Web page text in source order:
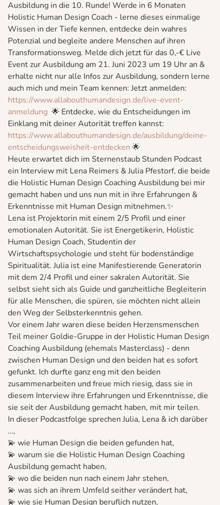
Ausbildung in die 10. Runde! Werde in 6 Monaten
Holistic Human Design Coach - lerne dieses einmalige
Wissen in der Tiefe kennen, entdecke dein wahres
Potenzial und begleite andere Menschen auf ihren
Transformationsweg. Melde dich jetzt für das 0,-€ Live
Event zur Ausbildung am 21. Juni 2023 um 19 Uhr an &
erhalte nicht nur alle Infos zur Ausbildung, sondern lerne
auch mich und mein Team kennen: Jetzt anmelden:
⁠https://www.allabouthumandesign.de/live-event-
anmeldung⁠ 🌟 Entdecke, wie du Entscheidungen im
Einklang mit deiner Autorität treffen kannst:
⁠https://www.allabouthumandesign.de/ausbildung/deine-
entscheidungsweisheit-entdecken⁠ 🌟
Heute erwartet dich im Sternenstaub Stunden Podcast
ein Interview mit Lena Reimers & Julia Pfestorf, die beide
die Holistic Human Design Coaching Ausbildung bei mir
gemacht haben und uns nun mit in ihre Erfahrungen &
Erkenntnisse mit Human Design mitnehmen.✨
Lena ist Projektorin mit einem 2/5 Profil und einer
emotionalen Autorität. Sie ist Energetikerin, Holistic
Human Design Coach, Studentin der
Wirtschaftspsychologie und steht für bodenständige
Spiritualität. Julia ist eine Manifestierende Generatorin
mit dem 2/4 Profil und einer sakralen Autorität. Sie
selbst sieht sich als Guide und ganzheitliche Begleiterin
für alle Menschen, die spüren, sie möchten nicht allein
den Weg der Selbsterkenntnis gehen.
Vor einem Jahr waren diese beiden Herzensmenschen
Teil meiner Goldie-Gruppe in der Holistic Human Design
Coaching Ausbildung (ehemals Masterclass) - denn
zwischen Human Design und den beiden hat es sofort
gefunkt. Ich durfte ganz eng mit den beiden
zusammenarbeiten und freue mich riesig, dass sie in
diesem Interview ihre Erfahrungen und Erkenntnisse, die
sie seit der Ausbildung gemacht haben, mit mir teilen.
In dieser Podcastfolge sprechen Julia, Lena & ich darüber
…,
💫 wie Human Design die beiden gefunden hat,
💫 warum sie die Holistic Human Design Coaching
Ausbildung gemacht haben,
💫 wo die beiden nun nach einem Jahr stehen,
💫 was sich an ihrem Umfeld seither verändert hat,
💫 wie sie Human Design beruflich nutzen,